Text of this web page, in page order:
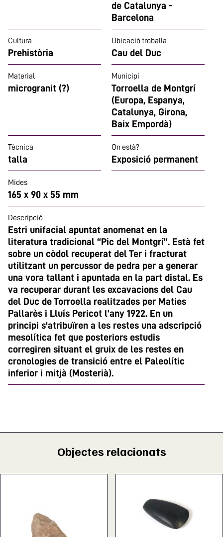
de Catalunya -
Barcelona
Cultura
Prehistòria
Ubicació troballa
Cau del Duc
Material
microgranit (?)
Municipi
Torroella de Montgrí
(Europa, Espanya,
Catalunya, Girona,
Baix Empordà)
Tècnica
talla
On està?
Exposició permanent
Mides
165 x 90 x 55 mm
Descripció
Estri unifacial apuntat anomenat en la
literatura tradicional “Pic del Montgrí”. Està fet
sobre un còdol recuperat del Ter i fracturat
utilitzant un percussor de pedra per a generar
una vora tallant i apuntada en la part distal. Es
va recuperar durant les excavacions del Cau
del Duc de Torroella realitzades per Maties
Pallarès i Lluís Pericot l‘any 1922. En un
principi s'atribuïren a les restes una adscripció
mesolítica fet que posteriors estudis
corregiren situant el gruix de les restes en
cronologies de transició entre el Paleolític
inferior i mitjà (Mosterià).
Objectes relacionats